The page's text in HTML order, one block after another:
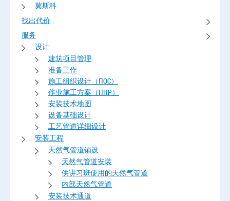
莫斯科
找出代价
服务
设计
建筑项目管理
准备工作
施工组织设计（ПОС）
作业施工方案（ППР）
安装技术地图
设备基础设计
工艺管道详细设计
安装工程
天然气管道铺设
天然气管道安装
供讲习班使用的天然气管道
内部天然气管道
安装技术通道